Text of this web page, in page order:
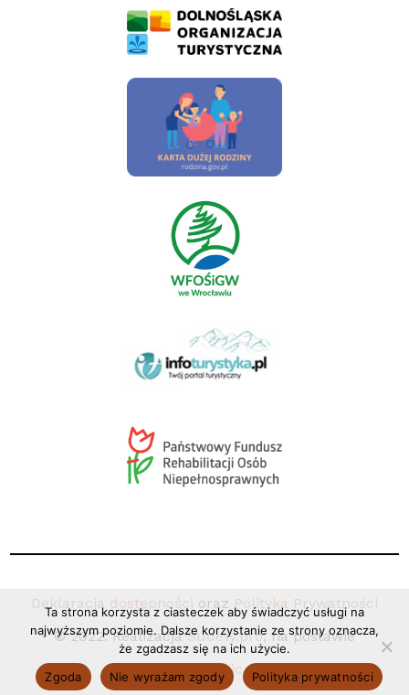
Deklaracja dostępności oraz Polityka Prywatności
© 2022. RealizacjaSudety.pro, na postawie
Coco+Basic.
Ta strona korzysta z ciasteczek aby świadczyć usługi na
najwyższym poziomie. Dalsze korzystanie ze strony oznacza,
że zgadzasz się na ich użycie.
Zgoda
Nie wyrażam zgody Polityka prywatności